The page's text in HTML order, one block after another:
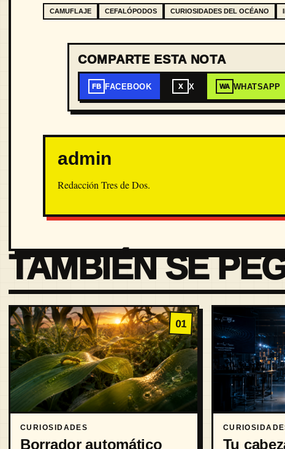
CAMUFLAJE CEFALÓPODOS CURIOSIDADES DEL OCÉANO
COMPARTE ESTA NOTA
FB FACEBOOK X X WA WHATSAPP
admin
Redacción Tres de Dos.
TAMBIÉN SE
01
CURIOSIDADES
Borrador automático Tu